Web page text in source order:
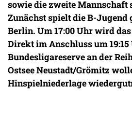
sowie die zweite Mannschaft
Zunächst spielt die B-Jugend
Berlin. Um 17:00 Uhr wird
Direkt im Anschluss um
Bundesligareserve an der
Ostsee Neustadt/Grömitz
Hinspielniederlage